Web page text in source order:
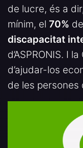
de lucre, és a
mínim, el 70%
discapacitat
d’ASPRONIS. I
d’ajudar-los
de les persones